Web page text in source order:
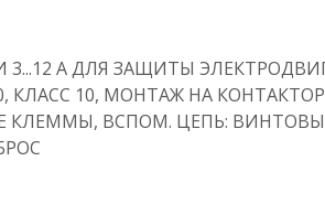
3...12 A ДЛЯ ЗАЩИТЫ
КЛАСС 10, МОНТАЖ НА
КЛЕММЫ, ВСПОМ. ЦЕПЬ: